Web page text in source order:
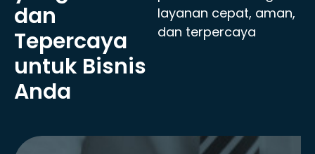
dan
Tepercaya
untuk Bisnis
Anda
layanan cepat, aman,
dan terpercaya